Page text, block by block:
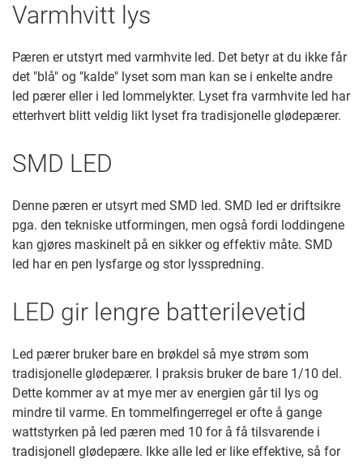
Varmhvitt lys
Pæren er utstyrt med varmhvite led. Det betyr at du ikke får
det "blå" og "kalde" lyset som man kan se i enkelte andre
led pærer eller i led lommelykter. Lyset fra varmhvite led har
etterhvert blitt veldig likt lyset fra tradisjonelle glødepærer.
SMD LED
Denne pæren er utsyrt med SMD led. SMD led er driftsikre
pga. den tekniske utformingen, men også fordi loddingene
kan gjøres maskinelt på en sikker og effektiv måte. SMD
led har en pen lysfarge og stor lysspredning.
LED gir lengre batterilevetid
Led pærer bruker bare en brøkdel så mye strøm som
tradisjonelle glødepærer. I praksis bruker de bare 1/10 del.
Dette kommer av at mye mer av energien går til lys og
mindre til varme. En tommelfingerregel er ofte å gange
wattstyrken på led pæren med 10 for å få tilsvarende i
tradisjonell glødepære. Ikke alle led er like effektive, så for